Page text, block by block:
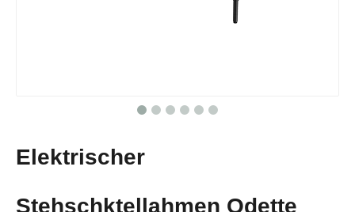
Elektrischer
Stehschktellahmen Odette